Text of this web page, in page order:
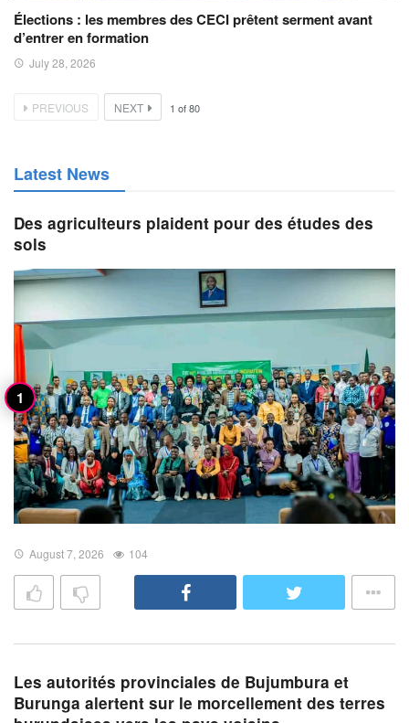
Élections : les membres des CECI prêtent serment avant
d’entrer en formation
July 28, 2026
PREVIOUS NEXT 1 of80
Latest News
Des agriculteurs plaident pour des études des
sols
August 7, 2026 104
Les autorités provinciales de Bujumbura et
Burunga alertent sur le morcellement des terres